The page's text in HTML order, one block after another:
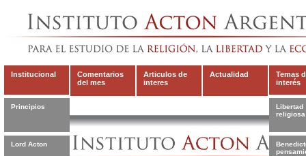
Institucional
Principios
Lord Acton
Comentarios
del mes
Articulos de
interes
Actualidad
Temas
interés
Libertad
religiosa